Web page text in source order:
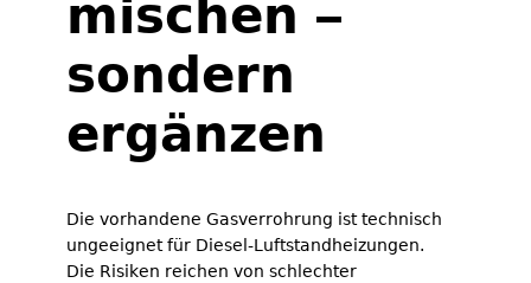
mischen –
sondern
ergänzen
Die vorhandene Gasverrohrung ist technisch
ungeeignet für Diesel-Luftstandheizungen.
Die Risiken reichen von schlechter